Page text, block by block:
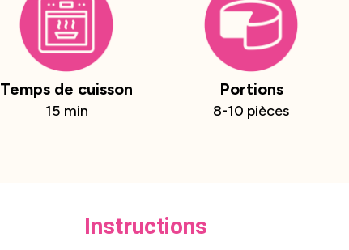
Temps de cuisson
15 min
Portions
8-10 pièces
Instructions